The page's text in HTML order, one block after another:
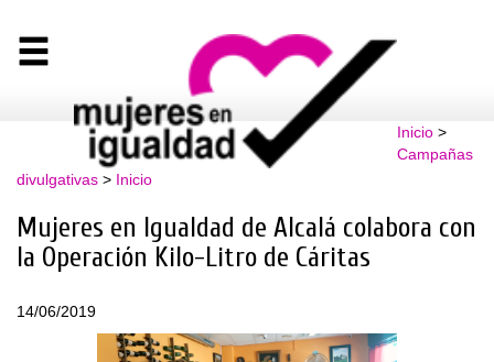
Inicio>
Campañas
divulgativas > Inicio
Mujeres en Igualdad de Alcalá colabora con
la Operación Kilo-Litro de Cáritas
14/06/2019